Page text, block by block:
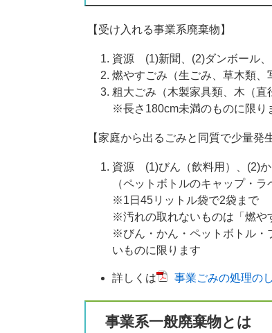
【受け入れる事業系廃棄物】
資源 (1)新聞、(2)ダンボール
燃やすごみ（生ごみ、草木類、
粗大ごみ（木製家具類、木（直
※長さ180cm未満のものに限り
【家庭から出るごみと同質で少量発
資源 (1)びん（飲料用）、(2)か
（ペットボトルのキャップ・
※1日45リットル袋で2袋まで
※汚れの取れないものは「燃や
※びん・かん・ペットボトル・
いものに限ります
詳しくは 事業ごみの処理の
事業系一般廃棄物とは